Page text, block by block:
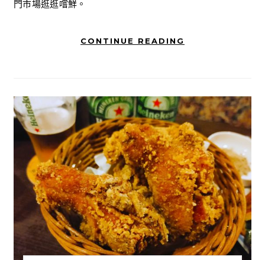
門市場逛逛嚐鮮。
CONTINUE READING